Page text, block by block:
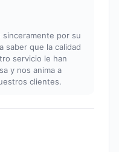
sinceramente por su
saber que la calidad
servicio le han
y nos anima a
clientes.